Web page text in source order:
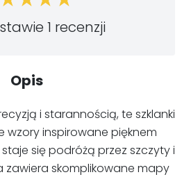
1 recenzji
Opis
i starannością, te szklanki
inspirowane pięknem
staje się podróżą przez szczyty i
zawiera skomplikowane mapy